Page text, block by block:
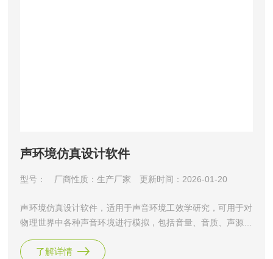
声环境仿真设计软件
型号： 厂商性质：生产厂家 更新时间：2026-01-20
声环境仿真设计软件，适用于声音环境工效学研究，可用于对
物理世界中各种声音环境进行模拟，包括音量、音质、声源、
究中。了解详情